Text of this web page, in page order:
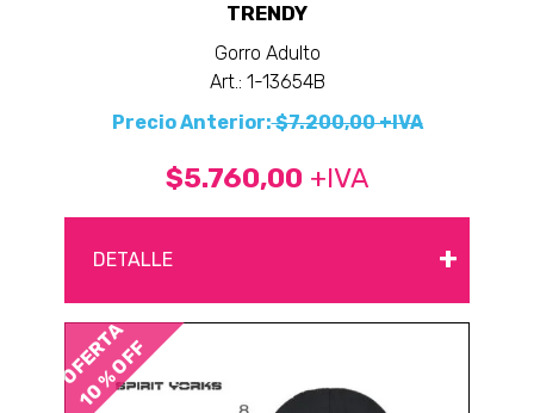
TRENDY
Gorro Adulto
Art.: 1-13654B
Precio Anterior:$7.200,00 +IVA
$5.760,00 +IVA
DETALLE +
OFERTA
10 % OFF